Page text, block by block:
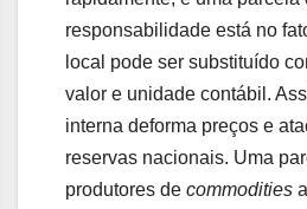
responsabilidade está no
local pode ser substituído
valor e unidade contábil.
interna deforma preços e
reservas nacionais. Uma
produtores de commodities